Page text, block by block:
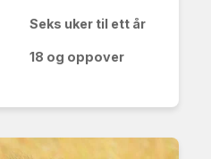
Seks uker til ett år
18 og oppover